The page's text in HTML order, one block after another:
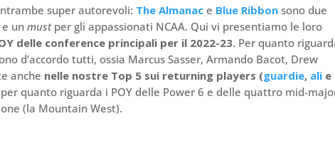
super autorevoli: The Almanac e Blue Ribbon sono due
e unmustper gli appassionati NCAA. Qui vi presentiamo le loro
delle conference principali per il 2022-23. Per quanto
d’accordo tutti, ossia Marcus Sasser, Armando Bacot, Drew
anche nelle nostre Top 5 sui returning players (guardie, ali e
quanto riguarda i POY delle Power 6 e delle quattro mid-
(la Mountain West).